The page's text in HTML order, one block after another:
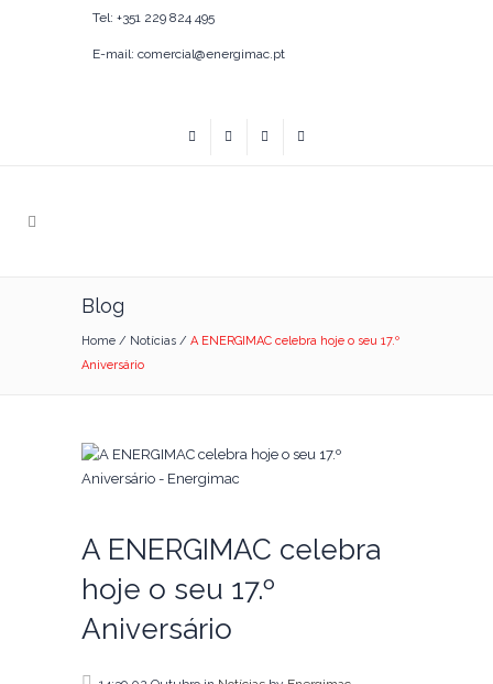
Tel: +351 229 824 495
E-mail: comercial@energimac.pt
Blog
Home / Notícias / A ENERGIMAC celebra hoje o seu 17.º
Aniversário
A ENERGIMAC celebra
hoje o seu 17.º
Aniversário